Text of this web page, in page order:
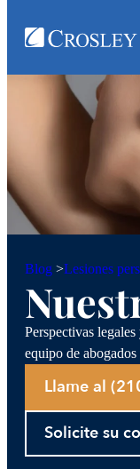
Blog >Lesiones
Perspectivas
equipo de
Llame al
Solicite su